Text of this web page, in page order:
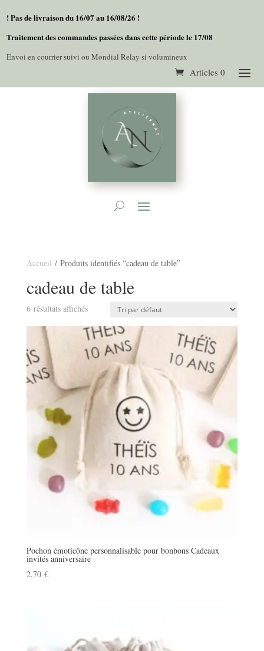
! Pas de livraison du 16/07 au 16/08/26 !
Traitement des commandes passées dans cette période le 17/08
Envoi en courrier suivi ou Mondial Relay si volumineux
Articles 0
Accueil / Produits identifiés “cadeau de table”
cadeau de table
6 résultats affichés
Pochon émoticône personnalisable pour bonbons Cadeaux
invités anniversaire
2,70 €